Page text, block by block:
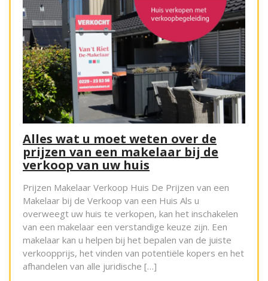
Alles wat u moet weten over de
prijzen van een makelaar bij de
verkoop van uw huis
Prijzen Makelaar Verkoop Huis De Prijzen van een
Makelaar bij de Verkoop van een Huis Als u
overweegt uw huis te verkopen, kan het inschakelen
van een makelaar een verstandige keuze zijn. Een
makelaar kan u helpen bij het bepalen van de juiste
verkoopprijs, het vinden van potentiële kopers en het
afhandelen van alle juridische […]